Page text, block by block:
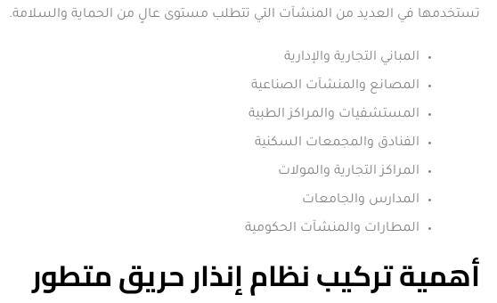
تستخدمها في العديد من المنشآت التي تتطلب مستوى عالٍ من الحماية والسلامة.
المباني التجارية والإدارية
المصانع والمنشآت الصناعية
المستشفيات والمراكز الطبية
الفنادق والمجمعات السكنية
المراكز التجارية والمولات
المدارس والجامعات
المطارات والمنشآت الحكومية
أهمية تركيب نظام إنذار حريق متطور